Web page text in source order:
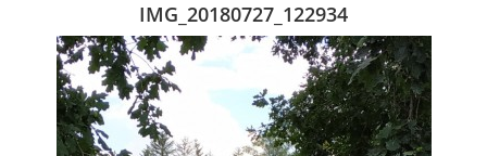
KONTAKT
FOTOALBUM
IMG_20180727_122934